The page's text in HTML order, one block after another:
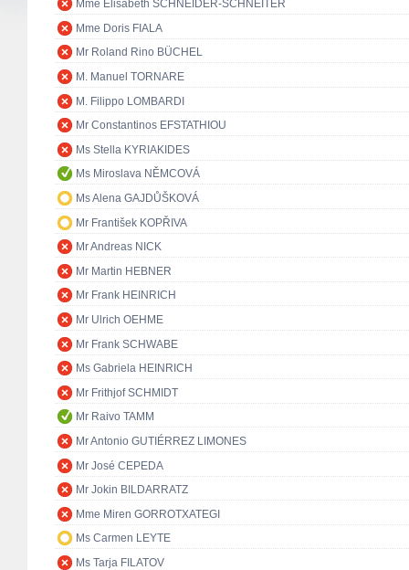
Mme Elisabeth SCHNEIDER-SCHNEITER
Mme Doris FIALA
Mr Roland Rino BÜCHEL
M. Manuel TORNARE
M. Filippo LOMBARDI
Mr Constantinos EFSTATHIOU
Ms Stella KYRIAKIDES
Ms Miroslava NĚMCOVÁ
Ms Alena GAJDŮŠKOVÁ
Mr František KOPŘIVA
Mr Andreas NICK
Mr Martin HEBNER
Mr Frank HEINRICH
Mr Ulrich OEHME
Mr Frank SCHWABE
Ms Gabriela HEINRICH
Mr Frithjof SCHMIDT
Mr Raivo TAMM
Mr Antonio GUTIÉRREZ LIMONES
Mr José CEPEDA
Mr Jokin BILDARRATZ
Mme Miren GORROTXATEGI
Ms Carmen LEYTE
Ms Tarja FILATOV